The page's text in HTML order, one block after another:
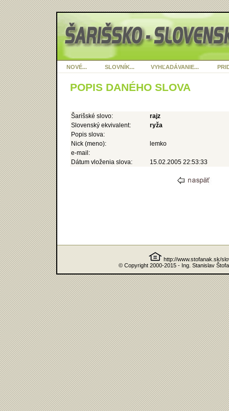
NOVÉ... SLOVNÍK... VYHĽADÁVANIE...
POPIS DANÉHO SLOVA
Šarišské slovo:
rajz
Slovenský ekvivalent:
ryža
Popis slova:
Nick (meno):
lemko
e-mail:
Dátum vloženia slova:
15.02.2005 22:53:33
http://www.stofanak.sk/
© Copyright 2000-2015 - Ing. Stanislav